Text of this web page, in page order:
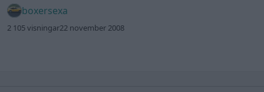
boxersexa
2 105 visningar22 november 2008